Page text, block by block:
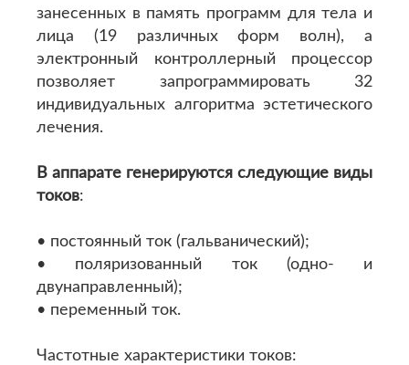
занесенных в память программ для тела и
лица (19 различных форм волн), а
электронный контроллерный процессор
позволяет запрограммировать 32
индивидуальных алгоритма эстетического
лечения.
В аппарате генерируются следующие виды
токов:
• постоянный ток (гальванический);
• поляризованный ток (одно- и
двунаправленный);
• переменный ток.
Частотные характеристики токов: